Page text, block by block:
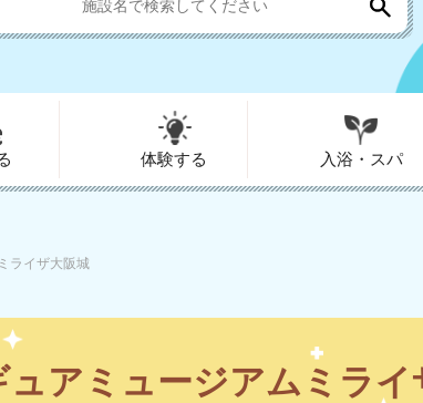
体験する 入浴・スパ
ライザ大阪城
アミュージアムミライ